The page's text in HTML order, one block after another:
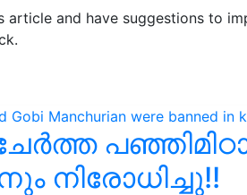
article and have suggestions to
നിരോധിച്ചു!!